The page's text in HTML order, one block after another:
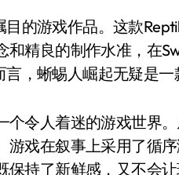
的游戏作品。这款
精良的制作水准，在
，蜥蜴人崛起无疑是一
令人着迷的游戏世界
戏在叙事上采用了循
持了新鲜感，又不会让